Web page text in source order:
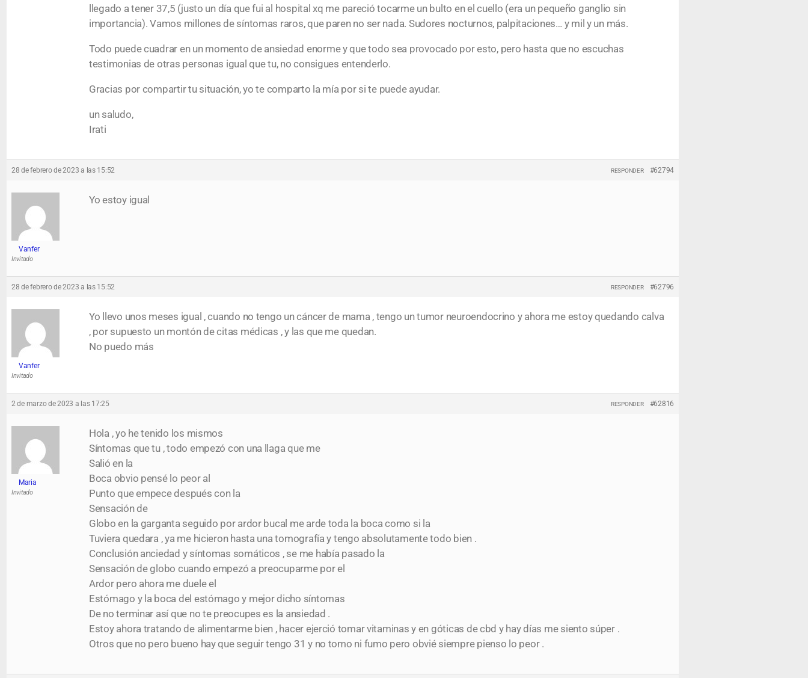
llegado a tener 37,5 (justo un día que fui al hospital xq me pareció tocarme un bulto en el cuello (era un pequeño ganglio sin
importancia). Vamos millones de síntomas raros, que paren no ser nada. Sudores nocturnos, palpitaciones… y mil y un más.
Todo puede cuadrar en un momento de ansiedad enorme y que todo sea provocado por esto, pero hasta que no escuchas
testimonias de otras personas igual que tu, no consigues entenderlo.
Gracias por compartir tu situación, yo te comparto la mía por si te puede ayudar.
un saludo,
Irati
28 de febrero de 2023 a las 15:52 #62794
RESPONDER
Vanfer
Invitado
Yo estoy igual
28 de febrero de 2023 a las 15:52 #62796
RESPONDER
Vanfer
Invitado
Yo llevo unos meses igual , cuando no tengo un cáncer de mama , tengo un tumor neuroendocrino y ahora me estoy quedando calva
, por supuesto un montón de citas médicas , y las que me quedan.
No puedo más
2 de marzo de 2023 a las 17:25 #62816
RESPONDER
Maria
Invitado
Hola , yo he tenido los mismos
Síntomas que tu , todo empezó con una llaga que me
Salió en la
Boca obvio pensé lo peor al
Punto que empece después con la
Sensación de
Globo en la garganta seguido por ardor bucal me arde toda la boca como si la
Tuviera quedara , ya me hicieron hasta una tomografía y tengo absolutamente todo bien .
Conclusión anciedad y síntomas somáticos , se me había pasado la
Sensación de globo cuando empezó a preocuparme por el
Ardor pero ahora me duele el
Estómago y la boca del estómago y mejor dicho síntomas
De no terminar así que no te preocupes es la ansiedad .
Estoy ahora tratando de alimentarme bien , hacer ejerció tomar vitaminas y en góticas de cbd y hay días me siento súper .
Otros que no pero bueno hay que seguir tengo 31 y no tomo ni fumo pero obvié siempre pienso lo peor .